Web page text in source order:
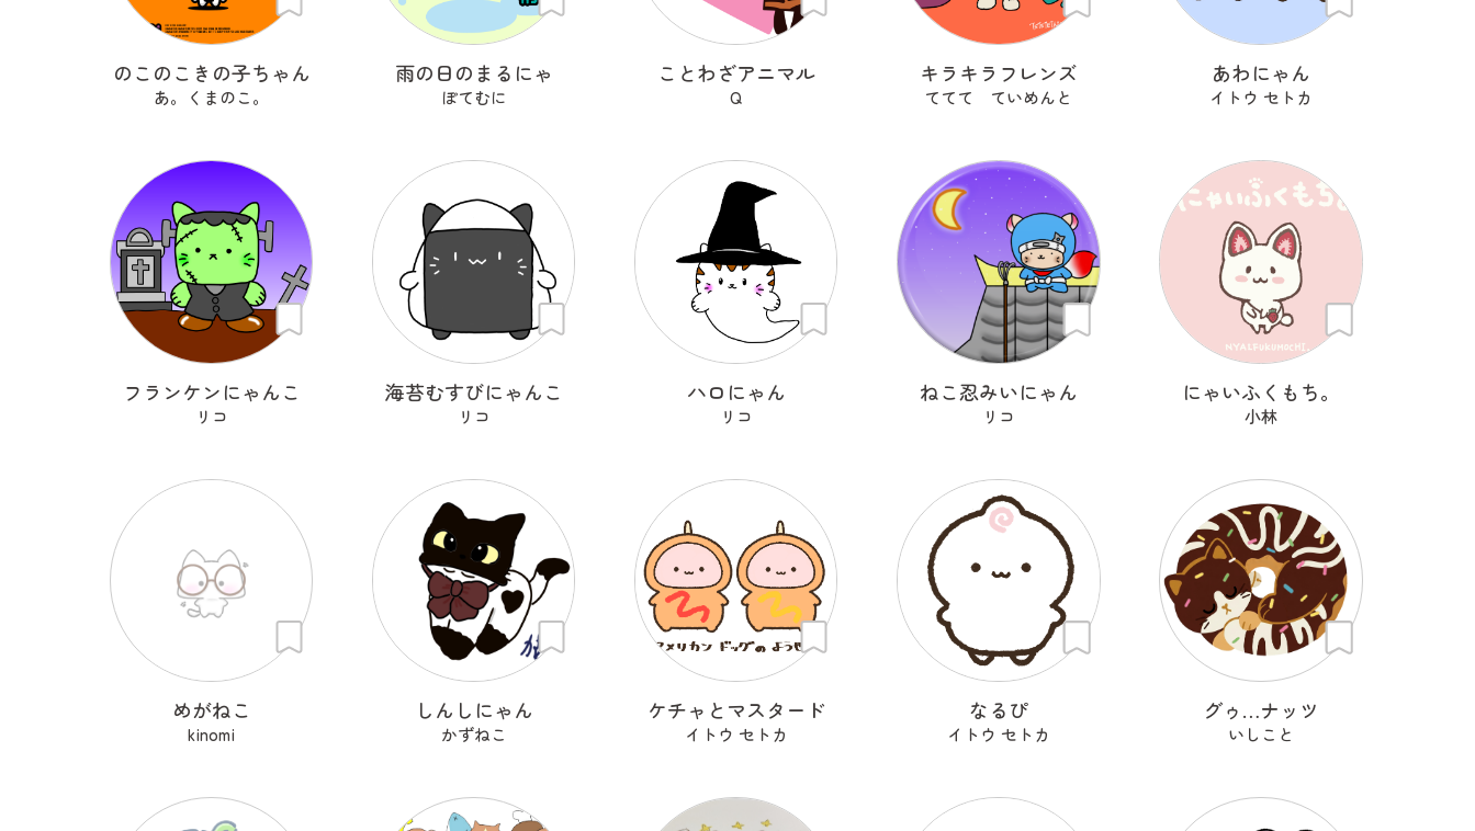
のこのこきの子ちゃん
あ。くまのこ。
雨の日のまるにゃ
ぽてむに
ことわざアニマル
Q
キラキラフレンズ
ててて ていめんと
あわにゃん
イトウ セトカ
フランケンにゃんこ
リコ
海苔むすびにゃんこ
リコ
ハロにゃん
リコ
ねこ忍みいにゃん
リコ
にゃいふくもち。
小林
めがねこ
kinomi
しんしにゃん
かずねこ
ケチャとマスタード
イトウ セトカ
なるぴ
イトウ セトカ
グゥ…ナッツ
いしこと